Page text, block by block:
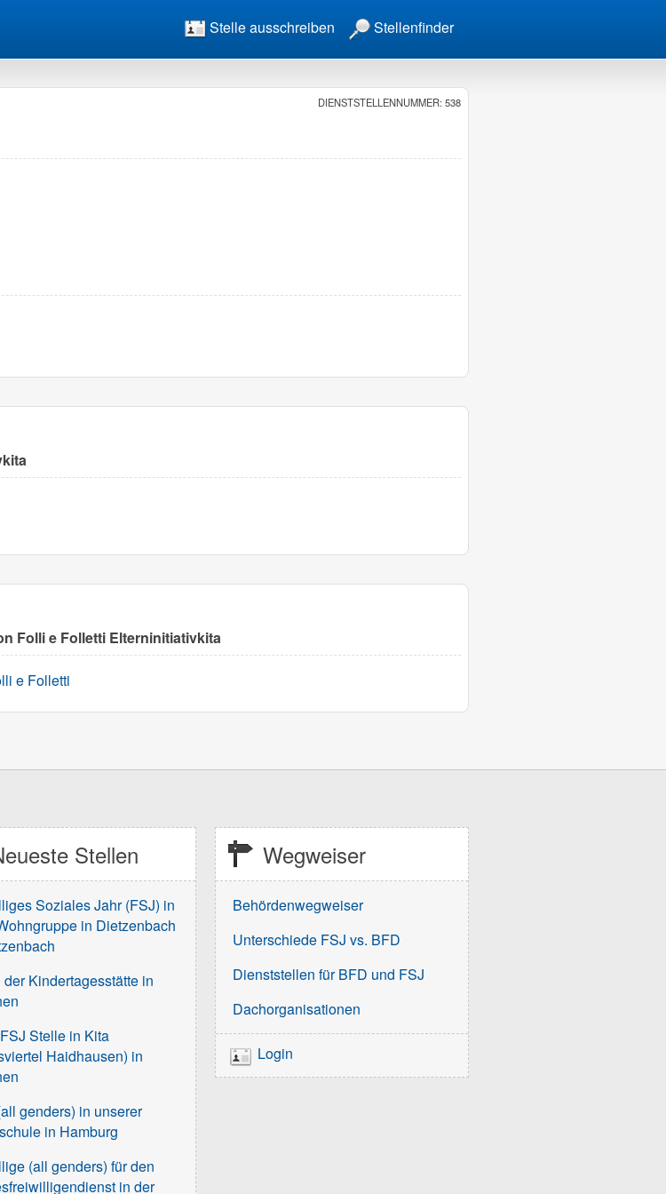
Stelle ausschreiben Stellenfinder
DIENSTSTELLENNUMMER: 538
Folli e Folletti Elterninitiativkita
e Folletti
Stellen
Soziales Jahr (FSJ) in
in Dietzenbach
der Kindertagesstätte in
Stelle in Kita
Haidhausen) in
genders) in unserer
in Hamburg
(all genders) für den
in der
Wegweiser
Behördenwegweiser
Unterschiede FSJ vs. BFD
Dienststellen für BFD und FSJ
Dachorganisationen
Login